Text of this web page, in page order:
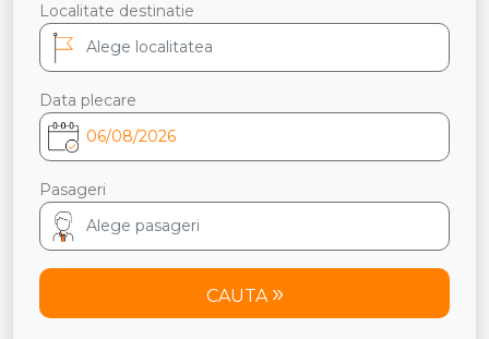
Localitate destinatie
Data plecare
Pasageri
CAUTA